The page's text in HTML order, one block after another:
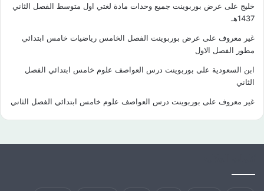
خليج على عرض بوربوينت جميع وحدات مادة لغتي اول متوسط الفصل الثاني
1437هـ
غير معروف على عرض بوربوينت الفصل الخامس رياضيات خامس ابتدائي
مطور الفصل الاول
ابن السعودية على بوربوينت درس العواصف علوم خامس ابتدائي الفصل
الثاني
غير معروف على بوربوينت درس العواصف علوم خامس ابتدائي الفصل الثاني